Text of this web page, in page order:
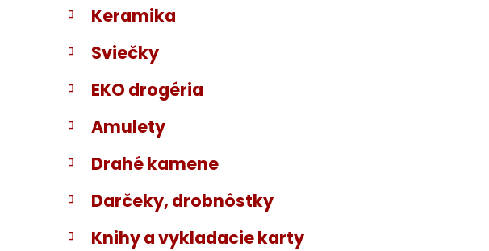
Keramika
Sviečky
EKO drogéria
Amulety
Drahé kamene
Darčeky, drobnôstky
Knihy a vykladacie karty